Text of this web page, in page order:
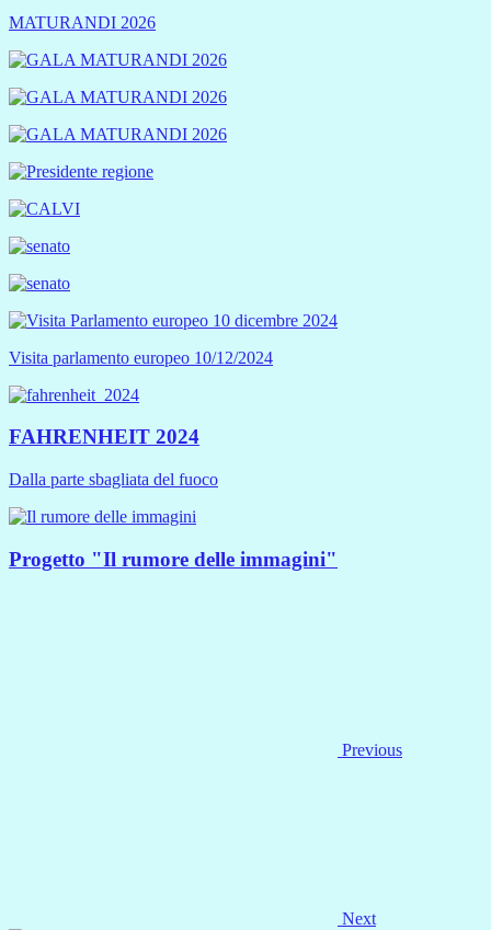
MATURANDI 2026
Visita parlamento europeo 10/12/2024
FAHRENHEIT 2024
Dalla parte sbagliata del fuoco
Progetto "Il rumore delle immagini"
Previous
Next